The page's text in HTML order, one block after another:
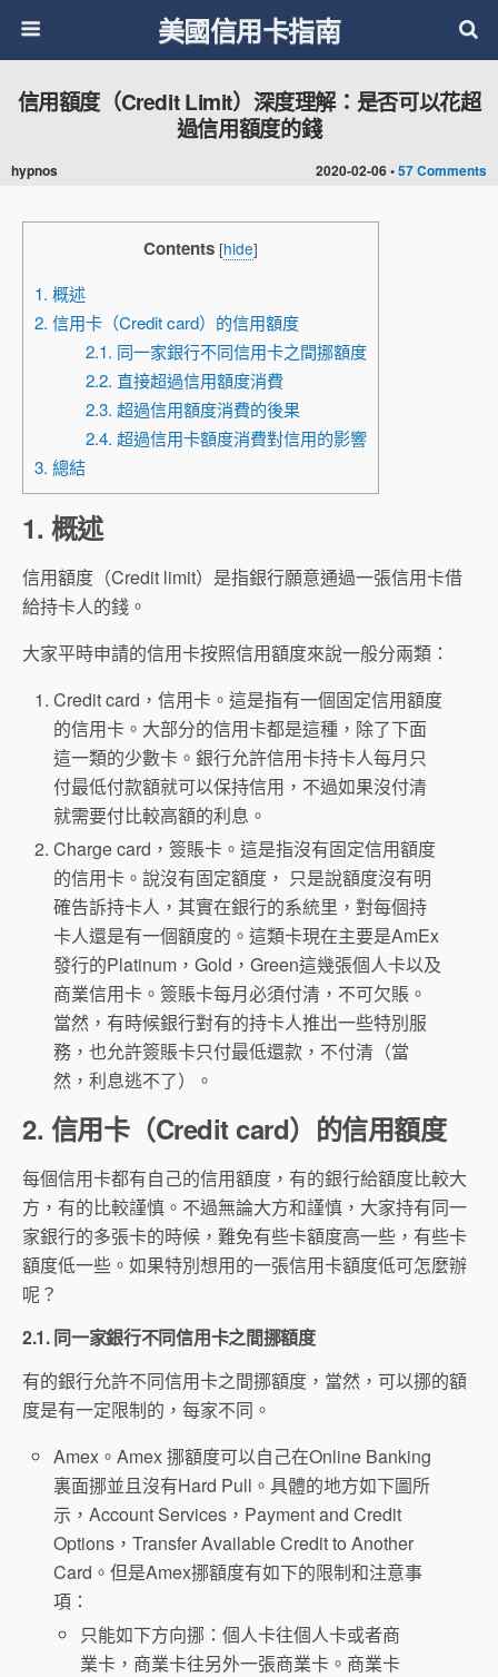
美國信用卡指南
2020-02-06 •57 Comments
信用額度（Credit Limit）深度理解：是否可以花超
過信用額度的錢
hypnos
Contents [hide]
1. 概述
2. 信用卡（Credit card）的信用額度
2.1. 同一家銀行不同信用卡之間挪額度
2.2. 直接超過信用額度消費
2.3. 超過信用額度消費的後果
2.4. 超過信用卡額度消費對信用的影響
3. 總結
1. 概述
信用額度（Credit limit）是指銀行願意通過一張信用卡借
給持卡人的錢。
大家平時申請的信用卡按照信用額度來說一般分兩類：
Credit card，信用卡。這是指有一個固定信用額度
的信用卡。大部分的信用卡都是這種，除了下面
這一類的少數卡。銀行允許信用卡持卡人每月只
付最低付款額就可以保持信用，不過如果沒付清
就需要付比較高額的利息。
Charge card，簽賬卡。這是指沒有固定信用額度
的信用卡。說沒有固定額度， 只是說額度沒有明
確告訴持卡人，其實在銀行的系統里，對每個持
卡人還是有一個額度的。這類卡現在主要是AmEx
發行的Platinum，Gold，Green這幾張個人卡以及
商業信用卡。簽賬卡每月必須付清，不可欠賬。
當然，有時候銀行對有的持卡人推出一些特別服
務，也允許簽賬卡只付最低還款，不付清（當
然，利息逃不了）。
2. 信用卡（Credit card）的信用額度
每個信用卡都有自己的信用額度，有的銀行給額度比較大
方，有的比較謹慎。不過無論大方和謹慎，大家持有同一
家銀行的多張卡的時候，難免有些卡額度高一些，有些卡
額度低一些。如果特別想用的一張信用卡額度低可怎麼辦
呢？
2.1. 同一家銀行不同信用卡之間挪額度
有的銀行允許不同信用卡之間挪額度，當然，可以挪的額
度是有一定限制的，每家不同。
Amex。Amex 挪額度可以自己在Online Banking
裏面挪並且沒有Hard Pull。具體的地方如下圖所
示，Account Services，Payment and Credit
Options，Transfer Available Credit to Another
Card。但是Amex挪額度有如下的限制和注意事
項：
只能如下方向挪：個人卡往個人卡或者商
業卡，商業卡往另外一張商業卡。商業卡